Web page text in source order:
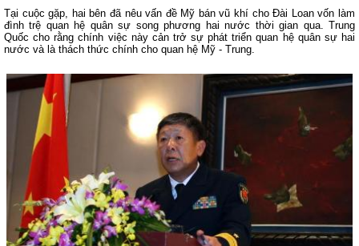
Tại cuộc gặp, hai bên đã nêu vấn đề Mỹ bán vũ khí cho Đài Loan vốn làm
đình trệ quan hệ quân sự song phương hai nước thời gian qua. Trung
Quốc cho rằng chính việc này cản trở sự phát triển quan hệ quân sự hai
nước và là thách thức chính cho quan hệ Mỹ - Trung.